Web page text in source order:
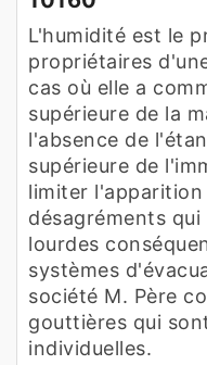
L'humidité est le
propriétaires
cas où elle a
supérieure de la
l'absence de
supérieure de
limiter
désagréments
lourdes
systèmes
société M. Père
gouttières qui
individuelles.